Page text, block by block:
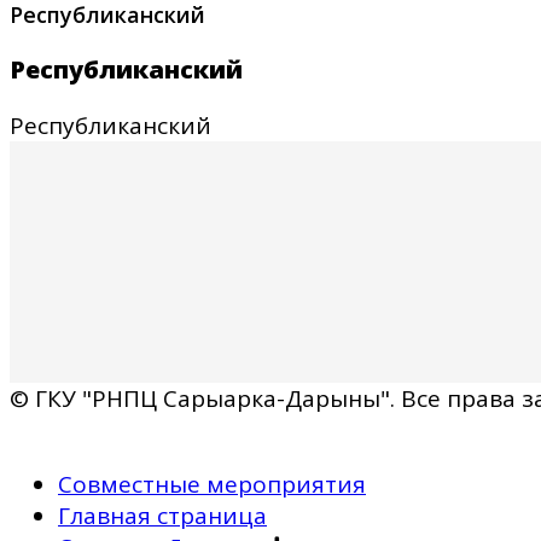
Республиканский
Республиканский
Республиканский
© ГКУ "РНПЦ Сарыарка-Дарыны". Все права
Совместные мероприятия
Главная страница